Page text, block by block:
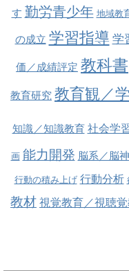
す 勤労青少年 地域教
の成立 学習指導 学
価／成績評定 教科書
教育研究 教育観／
知識／知識教育 社会学
画 能力開発 脳系／脳
行動の積み上げ 行動分析
教材 視覚教育／視聴